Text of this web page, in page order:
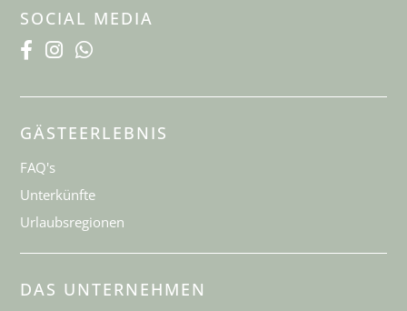
SOCIAL MEDIA
GÄSTEERLEBNIS
FAQ's
Unterkünfte
Urlaubsregionen
DAS UNTERNEHMEN